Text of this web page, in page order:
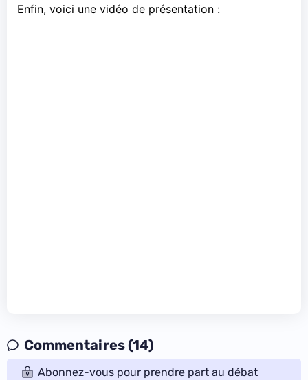
Enfin, voici une vidéo de présentation :
Commentaires (14)
Abonnez-vous pour prendre part au débat